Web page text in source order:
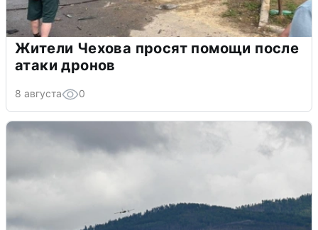
Жители Чехова просят помощи после
атаки дронов
8 августа 0